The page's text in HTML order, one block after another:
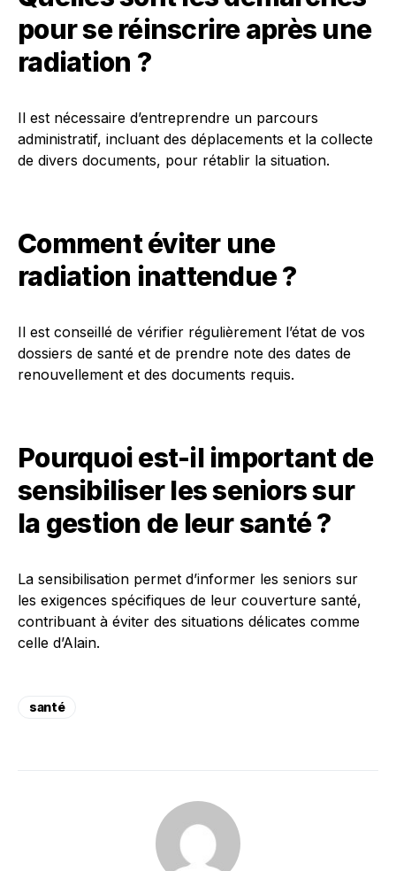
pour se réinscrire après une
radiation ?
Il est nécessaire d’entreprendre un parcours
administratif, incluant des déplacements et la collecte
de divers documents, pour rétablir la situation.
Comment éviter une
radiation inattendue ?
Il est conseillé de vérifier régulièrement l’état de vos
dossiers de santé et de prendre note des dates de
renouvellement et des documents requis.
Pourquoi est-il important de
sensibiliser les seniors sur
la gestion de leur santé ?
La sensibilisation permet d’informer les seniors sur
les exigences spécifiques de leur couverture santé,
contribuant à éviter des situations délicates comme
celle d’Alain.
santé